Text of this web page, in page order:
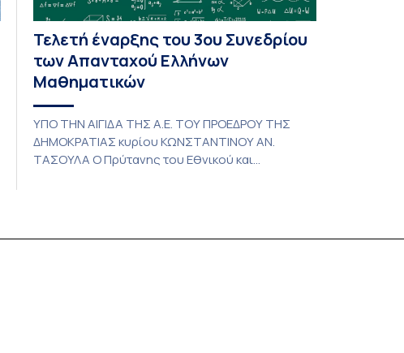
Τελετή έναρξης του 3ου Συνεδρίου
των Απανταχού Ελλήνων
Μαθηματικών
ΥΠΟ ΤΗΝ ΑΙΓΙΔΑ ΤΗΣ Α.Ε. ΤΟΥ ΠΡΟΕΔΡΟΥ ΤΗΣ
ΔΗΜΟΚΡΑΤΙΑΣ κυρίου ΚΩΝΣΤΑΝΤΙΝΟΥ ΑΝ.
ΤΑΣΟΥΛΑ Ο Πρύτανης του Εθνικού και